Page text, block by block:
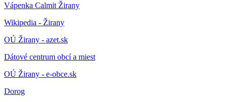
Vápenka Calmit Žirany
Wikipedia - Žirany
OÚ Žirany - azet.sk
Dátové centrum obcí a miest
OÚ Žirany - e-obce.sk
Dorog